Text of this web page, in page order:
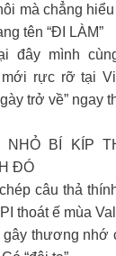
mà chẳng
tên “ĐI LÀM”
đây mình
rực rỡ tại
trở về” ngay
NHỎ BÍ KÍP
ĐÓ
câu thả
thoát ế mùa
gây thương nhớ